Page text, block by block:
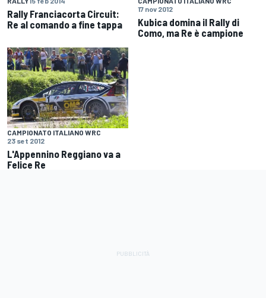
Rally Franciacorta Circuit:
Re al comando a fine tappa
17 nov 2012
Kubica domina il Rally di
Como, ma Re è campione
CAMPIONATO ITALIANO WRC
23 set 2012
L'Appennino Reggiano va a
Felice Re